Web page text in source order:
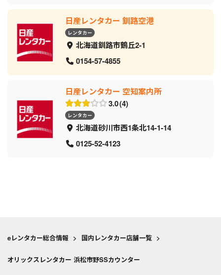
日産レンタカー 釧路空港
レンタカー
北海道釧路市鶴丘2-1
0154-57-4855
日産レンタカー 空知案内所
3.0 4
レンタカー
北海道砂川市西1条北14-1-14
0125-52-4123
eレンタカー総合情報 > 国内レンタカー店舗一覧 >
オリックスレンタカー 浜松市野SSカウンター